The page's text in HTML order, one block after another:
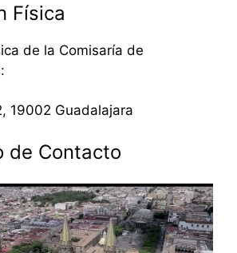
Física
de la Comisaría de
19002 Guadalajara
de Contacto